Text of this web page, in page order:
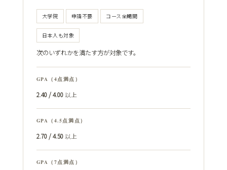
大学院 申請不要 コース全期間
日本人も対象
次のいずれかを満たす方が対象です。
GPA（4点満点）
2.40 / 4.00以上
GPA（4.5点満点）
2.70 / 4.50以上
GPA（7点満点）